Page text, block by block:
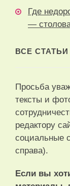
Где
—
ВСЕ
Просьба
тексты и
редактору
социальные
справа).
Если вы